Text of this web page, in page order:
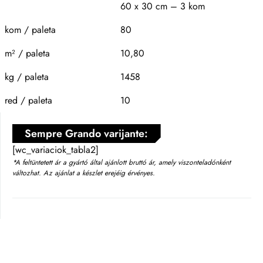
60 x 30 cm – 3 kom
kom / paleta
80
m² / paleta
10,80
kg / paleta
1458
red / paleta
10
Sempre Grando varijante:
[wc_variaciok_tabla2]
*A feltüntetett ár a gyártó által ajánlott bruttó ár, amely viszonteladónként
változhat. Az ajánlat a készlet erejéig érvényes.